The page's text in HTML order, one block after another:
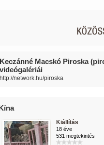
Keczánné Macskó Piroska
videógalériái
http://network.hu/piroska
Kiállítás
18 éve
531 megtekintés